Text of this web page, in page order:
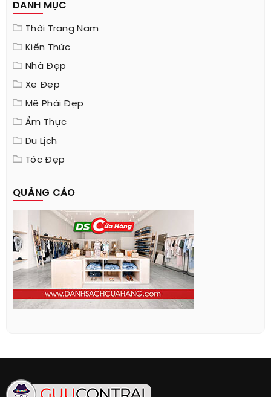
DANH MỤC
Thời Trang Nam
Kiến Thức
Nhà Đẹp
Xe Đẹp
Mê Phái Đẹp
Ẩm Thực
Du Lịch
Tóc Đẹp
QUẢNG CÁO